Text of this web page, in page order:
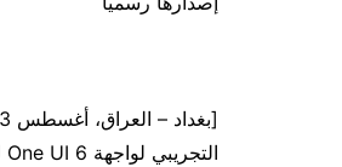
التجريبي لواجهة One UI 6 لمستخدمي سلسلة Samsung Galaxy S23